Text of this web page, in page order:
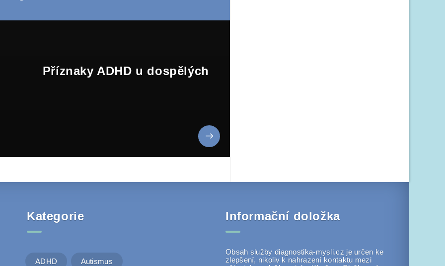
Příznaky ADHD u dospělých
Kategorie
ADHD Autismus
Informační doložka
Obsah služby diagnostika-mysli.cz je určen ke
zlepšení, nikoliv k nahrazení kontaktu mezi